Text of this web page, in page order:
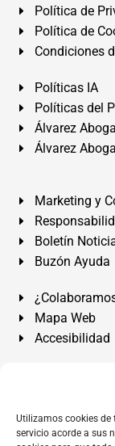
Utilizamos cookies de
servicio acorde a sus
Política de
Política de
Condiciones
Políticas IA
Políticas del
Álvarez
Álvarez
Marketing y
Boletín
Buzón Ayuda
Mapa Web
Accesibilidad
Álvarez
de Tenerife.